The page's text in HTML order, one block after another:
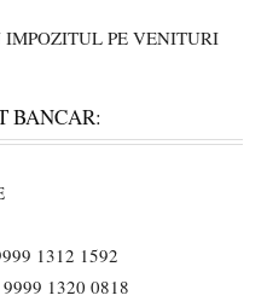
PE VENITURI
BANCAR:
1312 1592
1320 0818